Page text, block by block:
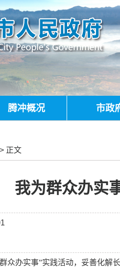
腾冲概况 市政
正文
我为群众办实
众办实事”实践活动，妥善化解